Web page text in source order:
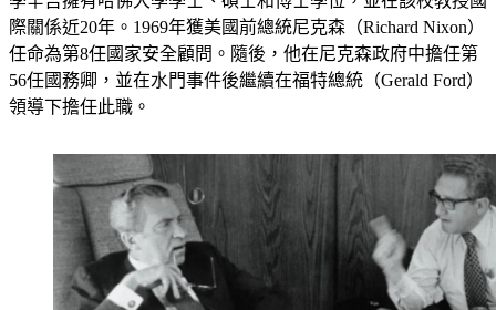
任命為第8任國家安全顧問。隨後，他在尼克森政府中擔任第
56任國務卿，並在水門事件後繼續在福特總統（Gerald Ford）
領導下擔任此職。